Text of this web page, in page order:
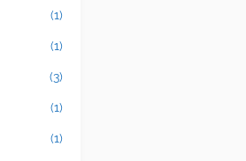
(1)
(1)
(3)
(1)
(1)